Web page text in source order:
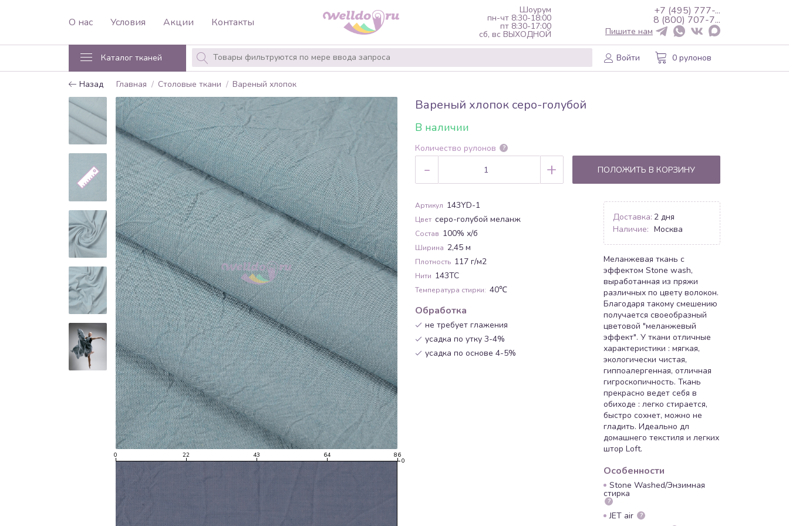
О нас Условия Акции Контакты
Шоурум
пн-чт 8:30-18:00
пт 8:30-17:00
сб, вс ВЫХОДНОЙ
+7 (495) 777-...
8 (800) 707-7...
Пишите нам
Каталог тканей Войти 0 рулонов
Главная Столовые ткани Вареный хлопок
Назад
0 22 43 64 86
0
Вареный хлопок серо-голубой
В наличии
Количество рулонов ?
- + ПОЛОЖИТЬ В КОРЗИНУ
Артикул 143YD-1
Цвет серо-голубой меланж
Состав 100% х/б
Ширина 2,45 м
Плотность 117 г/м2
Нити 143ТС
Температура стирки: 40℃
Обработка
не требует глажения
усадка по утку 3-4%
усадка по основе 4-5%
Доставка: 2 дня
Наличие: Москва
Меланжевая ткань с
эффектом Stone wash,
выработанная из пряжи
различных по цвету волокон.
Благодаря такому смешению
получается своеобразный
цветовой "меланжевый
эффект". У ткани отличные
характеристики : мягкая,
экологически чистая,
гиппоалергенная, отличная
гигроскопичность. Ткань
прекрасно ведет себя в
обиходе : легко стирается,
быстро сохнет, можно не
гладить. Идеально дл
домашнего текстиля и легких
штор Loft.
Особенности
Stone Washed/Энзимная
стирка
?
JET air ?